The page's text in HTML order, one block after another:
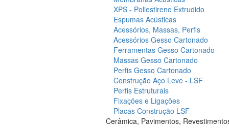
XPS - Poliestireno Extrudido
Espumas Acústicas
Acessórios, Massas, Perfis
Acessórios Gesso Cartonado
Ferramentas Gesso Cartonado
Massas Gesso Cartonado
Perfis Gesso Cartonado
Construção Aço Leve - LSF
Perfis Estruturais
Fixações e Ligações
Placas Construção LSF
Cerâmica, Pavimentos,